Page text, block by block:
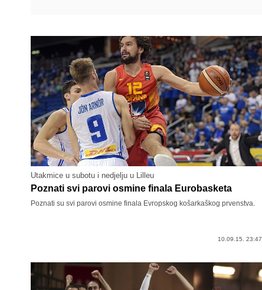
Utakmice u subotu i nedjelju u Lilleu
Poznati svi parovi osmine finala Eurobasketa
Poznati su svi parovi osmine finala Evropskog košarkaškog prvenstva.
10.09.15. 23:47